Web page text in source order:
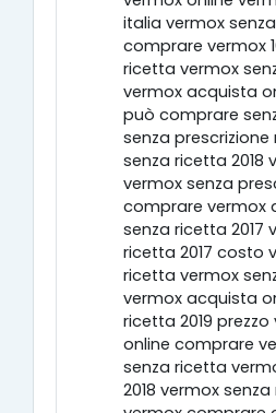
italia vermox
comprare vermox
ricetta vermox
vermox acquista
può comprare
senza
senza ricetta 2018
vermox senza
comprare vermox
senza ricetta 2017
ricetta 2017 costo
ricetta vermox
vermox acquista
ricetta 2019
online comprare
senza ricetta
2018 vermox